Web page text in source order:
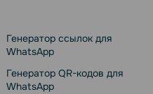
Генератор ссылок для
WhatsApp
Генератор QR-кодов для
WhatsApp